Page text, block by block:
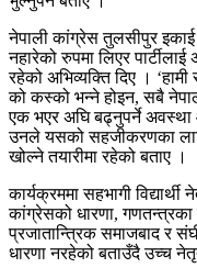
नेपाली कांग्रेस तुलसीपुर
नहारेको रुपमा लिएर
रहेको अभिव्यक्ति दिए ।
को कस्को भन्ने होइन, सबै
एक भएर अघि बढ्नुपर्ने
उनले यसको सहजीकरणका
खोल्ने तयारीमा रहेको बताए ।
कार्यक्रममा सहभागी
कांग्रेसको धारणा, गणतन्त्रका
प्रजातान्त्रिक समाजबाद र
धारणा नरहेको बताउँदै उच्च